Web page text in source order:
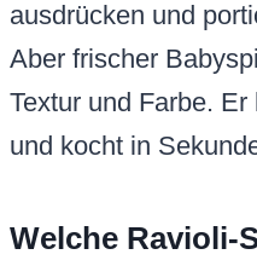
ausdrücken und
Aber frischer
Textur und Farbe.
und kocht in
Welche Ravioli-